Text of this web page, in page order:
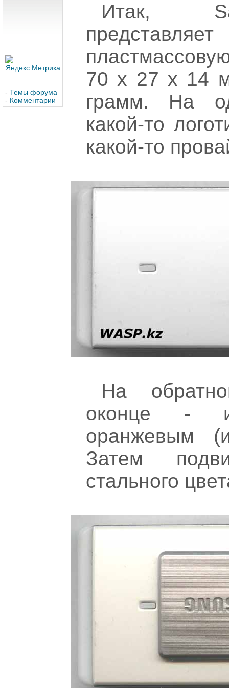
- Темы форума
- Комментарии
Итак,
70 х 27 х 14
грамм. На
какой-то
какой-то
На
оконце -
оранжевым
Затем
стального